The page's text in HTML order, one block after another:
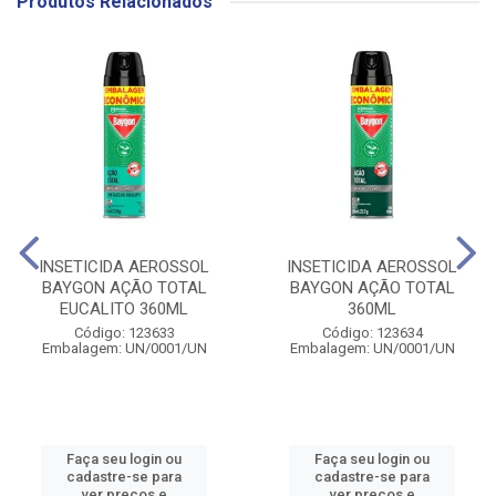
INSETICIDA AEROSSOL
BAYGON AÇÃO TOTAL
EUCALITO 360ML
Código: 123633
Embalagem: UN/0001/UN
Faça seu login ou
cadastre-se para
INSETICIDA AEROSSOL
BAYGON AÇÃO TOTAL
360ML
Código: 123634
Embalagem: UN/0001/UN
Faça seu login ou
cadastre-se para